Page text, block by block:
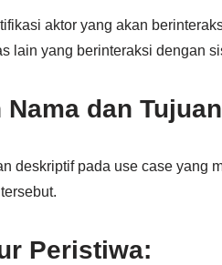
aktor yang akan
lain yang berinteraksi dengan
dan
deskriptif pada use case yang
Peristiwa: